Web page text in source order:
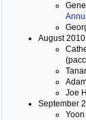
August
Joe
September